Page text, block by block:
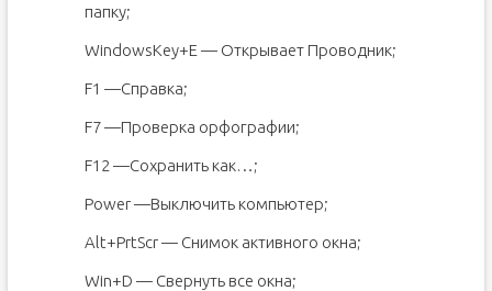
папку;
WindowsKey+E — Открывает Проводник;
F1 —Справка;
F7 —Проверка орфографии;
F12 —Сохранить как…;
Power —Выключить компьютер;
Alt+PrtScr — Снимок активного окна;
Win+D — Свернуть все окна;